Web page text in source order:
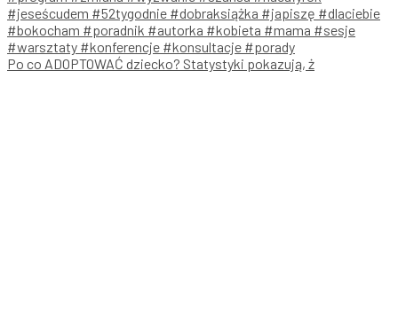
Po co ADOPTOWAĆ dziecko? Statystyki pokazują, ż